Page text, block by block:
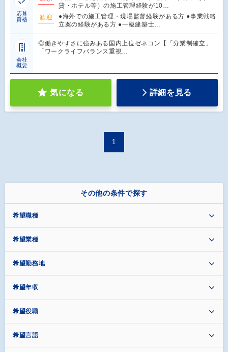
応募
資格
貸・ホテル等）の施工管理経験が10…
歓迎
●海外での施工管理・現場監督経験がある方 ●事業戦略
立案の経験がある方 ●一級建築士…
会社
概要
◎働きやすさに強みある国内上位ゼネコン【「分業制確立」
「ワークライフバランス重視…
気になる 詳細を見る
1
その他の条件で探す
希望職種
希望業種
希望勤務地
希望年収
希望役職
希望言語